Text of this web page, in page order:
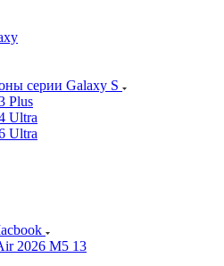
серии Galaxy S
Plus
Ultra
Ultra
2026 M5 13